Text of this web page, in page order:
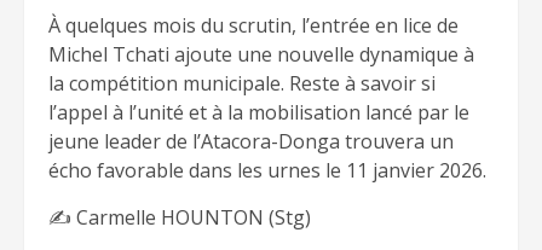
À quelques mois du scrutin, l’entrée en lice de
Michel Tchati ajoute une nouvelle dynamique à
la compétition municipale. Reste à savoir si
l’appel à l’unité et à la mobilisation lancé par le
jeune leader de l’Atacora-Donga trouvera un
écho favorable dans les urnes le 11 janvier 2026.
✍️ Carmelle HOUNTON (Stg)